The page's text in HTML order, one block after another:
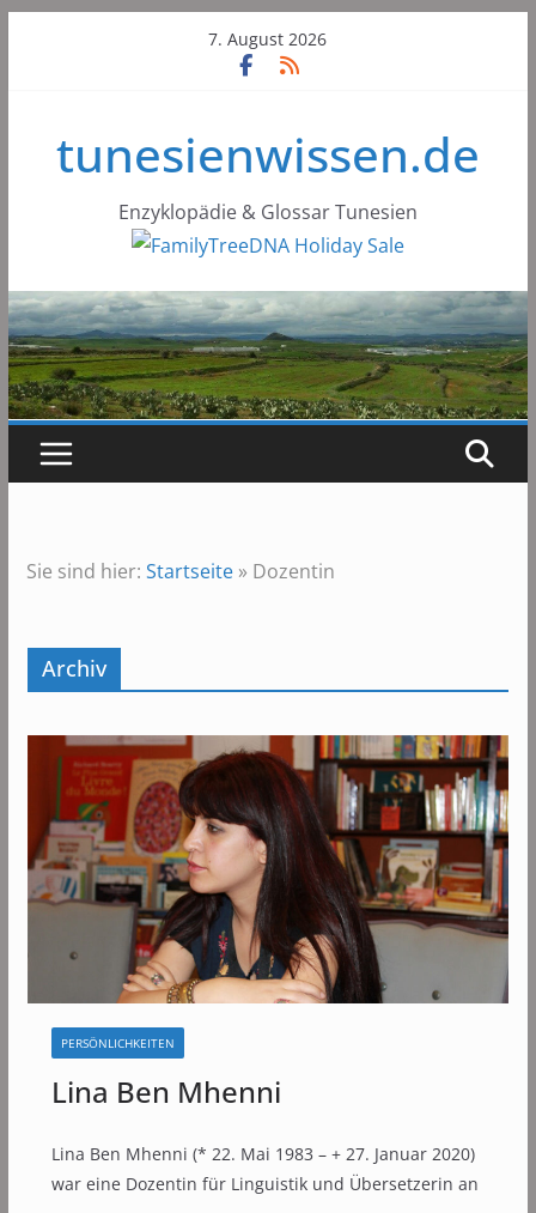
7. August 2026
tunesienwissen.de
Enzyklopädie & Glossar Tunesien
Sie sind hier: Startseite» Dozentin
Archiv
PERSÖNLICHKEITEN
Lina Ben Mhenni
Lina Ben Mhenni (* 22. Mai 1983 – + 27. Januar 2020)
war eine Dozentin für Linguistik und Übersetzerin an